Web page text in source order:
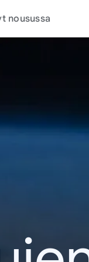
nousussa